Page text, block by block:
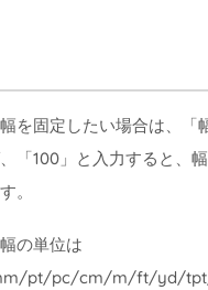
を固定したい場合は、「
「100」と入力すると、
。
の単位は
pt/pc/cm/m/ft/yd/tpt/